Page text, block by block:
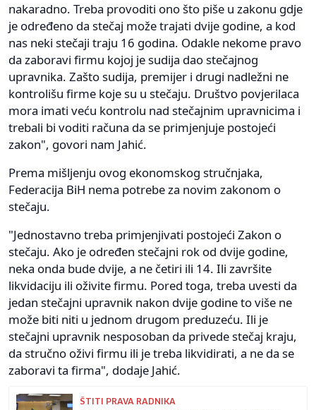
nakaradno. Treba provoditi ono što piše u zakonu gdje
je određeno da stečaj može trajati dvije godine, a kod
nas neki stečaji traju 16 godina. Odakle nekome pravo
da zaboravi firmu kojoj je sudija dao stečajnog
upravnika. Zašto sudija, premijer i drugi nadležni ne
kontrolišu firme koje su u stečaju. Društvo povjerilaca
mora imati veću kontrolu nad stečajnim upravnicima i
trebali bi voditi računa da se primjenjuje postojeći
zakon", govori nam Jahić.
Prema mišljenju ovog ekonomskog stručnjaka,
Federacija BiH nema potrebe za novim zakonom o
stečaju.
"Jednostavno treba primjenjivati postojeći Zakon o
stečaju. Ako je određen stečajni rok od dvije godine,
neka onda bude dvije, a ne četiri ili 14. Ili završite
likvidaciju ili oživite firmu. Pored toga, treba uvesti da
jedan stečajni upravnik nakon dvije godine to više ne
može biti niti u jednom drugom preduzeću. Ili je
stečajni upravnik nesposoban da privede stečaj kraju,
da stručno oživi firmu ili je treba likvidirati, a ne da se
zaboravi ta firma", dodaje Jahić.
ŠTITI PRAVA RADNIKA